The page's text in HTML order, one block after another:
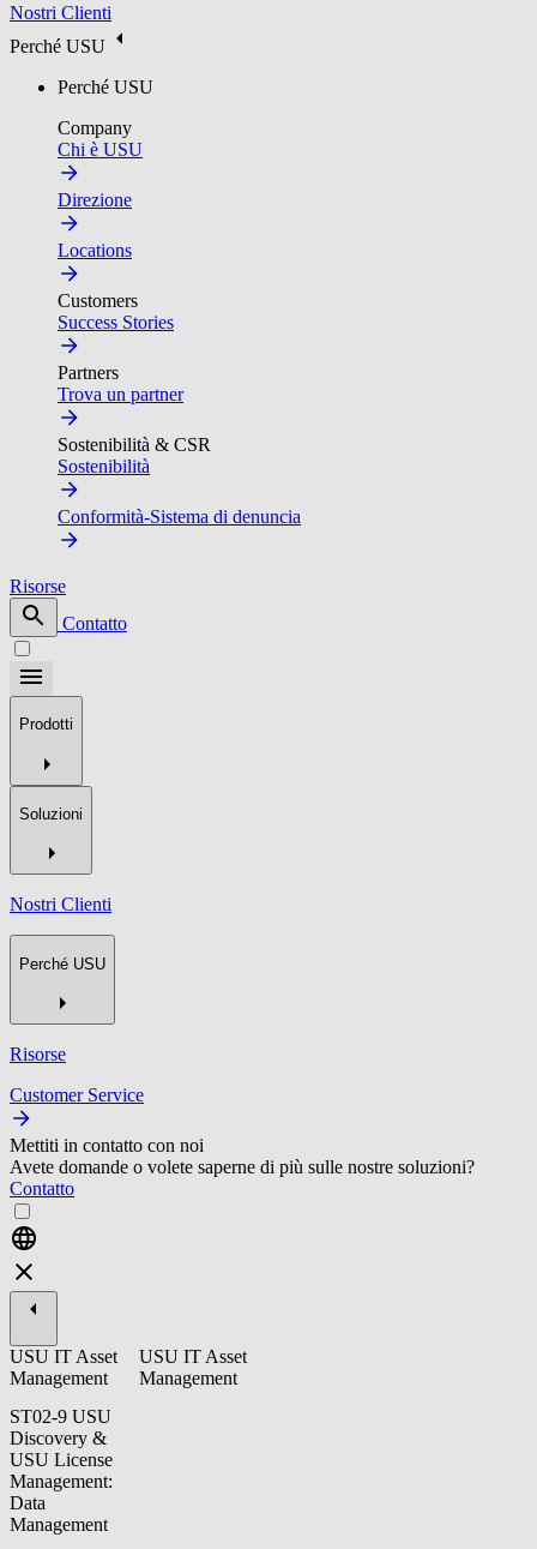
Nostri Clienti
Perché USU
Perché USU
Company
Chi è USU
Direzione
Locations
Customers
Success Stories
Partners
Trova un partner
Sostenibilità & CSR
Sostenibilità
Conformità-Sistema di denuncia
Risorse
Contatto
Prodotti
Soluzioni
Nostri Clienti
Perché USU
Risorse
Customer Service
Mettiti in contatto con noi
Avete domande o volete saperne di più sulle nostre soluzioni?
Contatto
USU IT Asset
Management
ST02-9 USU
Discovery &
USU License
Management:
Data
Management
USU IT Asset
Management